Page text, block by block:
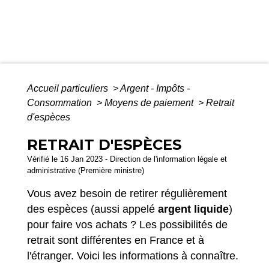
Accueil particuliers >Argent - Impôts -
Consommation > Moyens de paiement > Retrait
d'espèces
RETRAIT D'ESPÈCES
Vérifié le 16 Jan 2023 - Direction de l'information légale et
administrative (Première ministre)
Vous avez besoin de retirer régulièrement
des espèces (aussi appelé argent liquide)
pour faire vos achats ? Les possibilités de
retrait sont différentes en France et à
l'étranger. Voici les informations à connaître.